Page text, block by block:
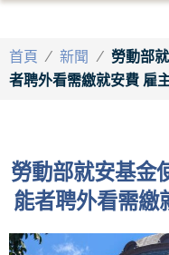
首頁 / 新聞 / 勞動部
者聘外看需繳就安費 雇
勞動部就安基金
能者聘外看需繳